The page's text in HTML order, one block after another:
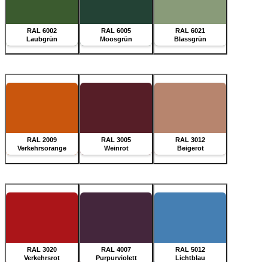
RAL 6002
Laubgrün
RAL 6005
Moosgrün
RAL 6021
Blassgrün
RAL 2009
Verkehrsorange
RAL 3005
Weinrot
RAL 3012
Beigerot
RAL 3020
Verkehrsrot
RAL 4007
Purpurviolett
RAL 5012
Lichtblau